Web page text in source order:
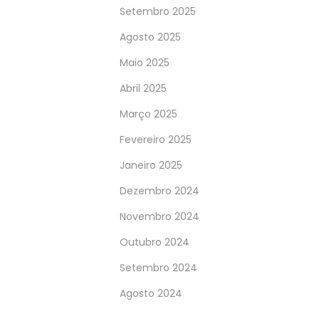
Setembro 2025
Agosto 2025
Maio 2025
Abril 2025
Março 2025
Fevereiro 2025
Janeiro 2025
Dezembro 2024
Novembro 2024
Outubro 2024
Setembro 2024
Agosto 2024